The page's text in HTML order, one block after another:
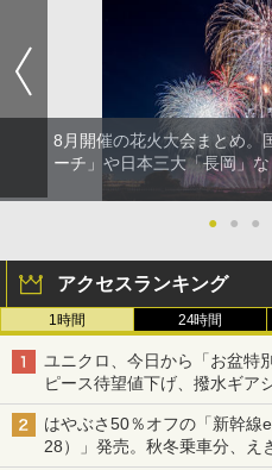
8月開催の花火大会まとめ。
ーチ」や日本三大「長岡」
● ● ●
アクセスランキング
1時間 24時間
ユニクロ、今日から「お盆特
ピース待望値下げ、撥水ギア
はやぶさ50％オフの「新幹線
28）」発売。秋冬乗車分、え